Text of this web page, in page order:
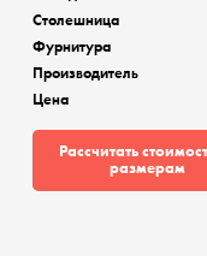
Столешница
Фурнитура
Производитель
Цена
Рассчитать
размерам